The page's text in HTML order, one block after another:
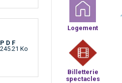
PDF
245.21 Ko
Logement
Billetterie
spectacles